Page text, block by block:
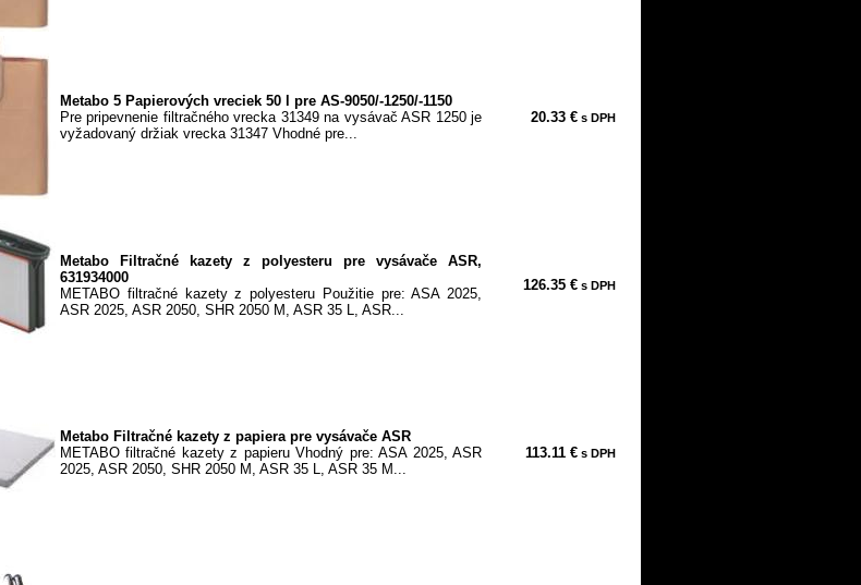
Metabo 5 Papierových vreciek 50 l pre AS-9050/-1250/-1150
Pre pripevnenie filtračného vrecka 31349 na vysávač ASR 1250 je
vyžadovaný držiak vrecka 31347 Vhodné pre...
20.33 € s DPH
Metabo Filtračné kazety z polyesteru pre vysávače ASR,
631934000
METABO filtračné kazety z polyesteru Použitie pre: ASA 2025,
ASR 2025, ASR 2050, SHR 2050 M, ASR 35 L, ASR...
126.35 € s DPH
Metabo Filtračné kazety z papiera pre vysávače ASR
METABO filtračné kazety z papieru Vhodný pre: ASA 2025, ASR
2025, ASR 2050, SHR 2050 M, ASR 35 L, ASR 35 M...
113.11 € s DPH